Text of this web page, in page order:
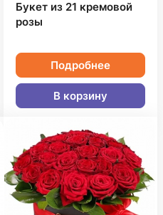
Букет из 21 кремовой
розы
Подробнее
В корзину